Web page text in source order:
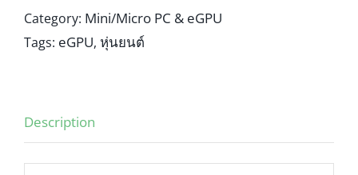
Category: Mini/Micro PC & eGPU
Tags: eGPU, หุ่นยนต์
Description